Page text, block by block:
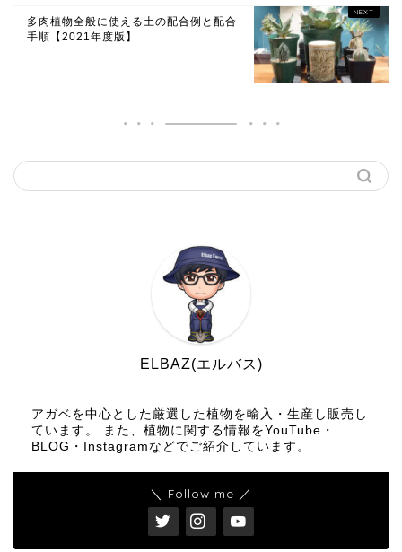
多肉植物全般に使える土の配合例と配合
手順【2021年度版】
ELBAZ(エルバス)
アガベを中心とした厳選した植物を輸入・生産し販売し
ています。 また、植物に関する情報をYouTube・
BLOG・Instagramなどでご紹介しています。
＼ Follow me ／